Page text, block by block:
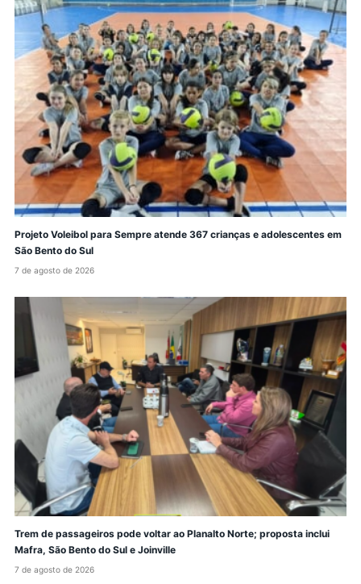
Projeto Voleibol para Sempre atende 367 crianças e adolescentes em
São Bento do Sul
7 de agosto de 2026
Trem de passageiros pode voltar ao Planalto Norte; proposta inclui
Mafra, São Bento do Sul e Joinville
7 de agosto de 2026